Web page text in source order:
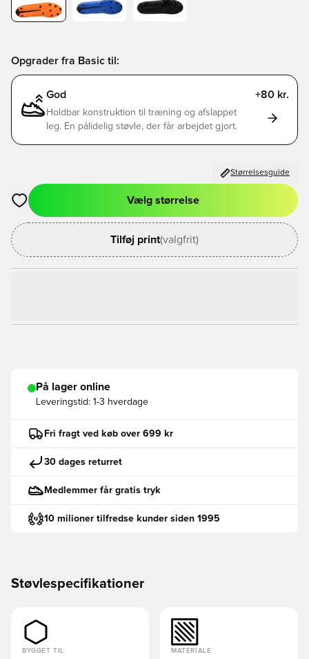
Opgrader fra Basic til:
God +80 kr.
Holdbar konstruktion til træning og afslappet
leg. En pålidelig støvle, der får arbejdet gjort.
Størrelsesguide
Åbner en Modal til at logge ind eller tilmelde dig som medlem
Vælg størrelse
Tilføj print(valgfrit)
På lager online
Leveringstid: 1-3 hverdage
Fri fragt ved køb over 699 kr
30 dages returret
Medlemmer får gratis tryk
10 milioner tilfredse kunder siden 1995
Støvlespecifikationer
BYGGET TIL MATERIALE